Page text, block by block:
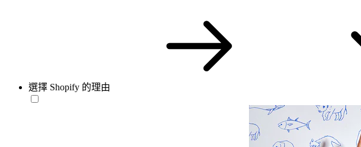
選擇 Shopify 的理由